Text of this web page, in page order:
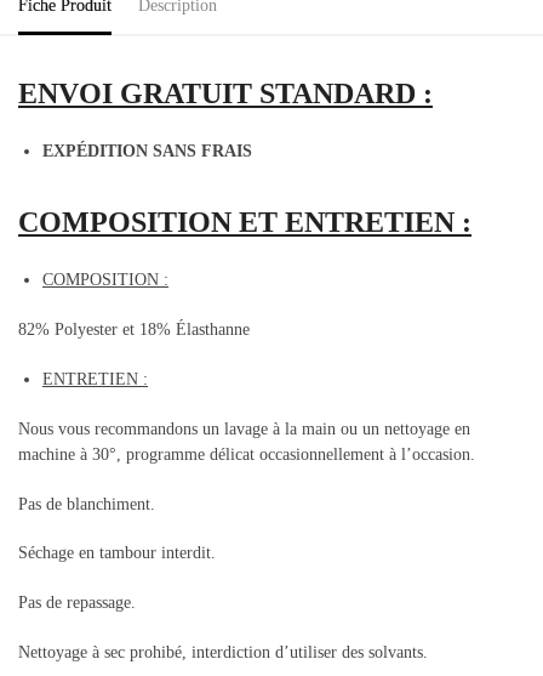
Fiche Produit Description
ENVOI GRATUIT STANDARD :
EXPÉDITION SANS FRAIS
COMPOSITION ET ENTRETIEN :
COMPOSITION :
82% Polyester et 18% Élasthanne
ENTRETIEN :
Nous vous recommandons un lavage à la main ou un nettoyage en
machine à 30°, programme délicat occasionnellement à l’occasion.
Pas de blanchiment.
Séchage en tambour interdit.
Pas de repassage.
Nettoyage à sec prohibé, interdiction d’utiliser des solvants.